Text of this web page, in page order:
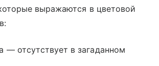
выражаются в цветовой
— отсутствует в загаданном